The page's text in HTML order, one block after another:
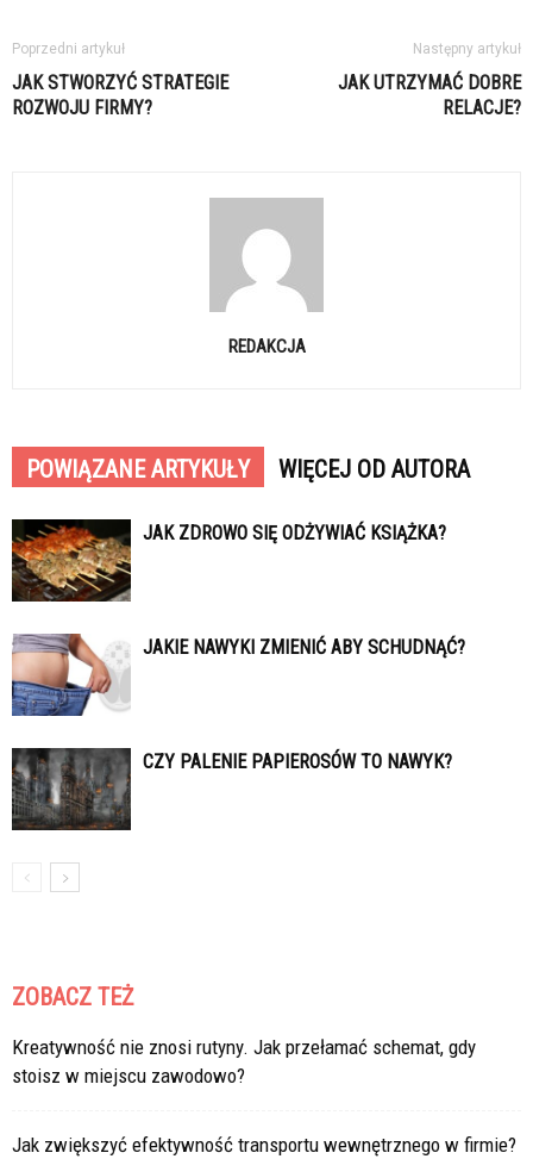
Poprzedni artykuł
JAK STWORZYĆ STRATEGIE
ROZWOJU FIRMY?
Następny artykuł
JAK UTRZYMAĆ DOBRE
RELACJE?
REDAKCJA
POWIĄZANE ARTYKUŁY WIĘCEJ OD AUTORA
JAK ZDROWO SIĘ ODŻYWIAĆ KSIĄŻKA?
JAKIE NAWYKI ZMIENIĆ ABY SCHUDNĄĆ?
CZY PALENIE PAPIEROSÓW TO NAWYK?
ZOBACZ TEŻ
Kreatywność nie znosi rutyny. Jak przełamać schemat, gdy
stoisz w miejscu zawodowo?
Jak zwiększyć efektywność transportu wewnętrznego w firmie?